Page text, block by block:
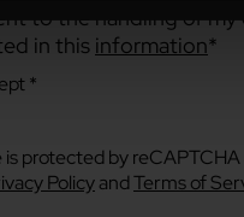
to the handling of my
in this information*
*
is protected by
PolicyandTerms of